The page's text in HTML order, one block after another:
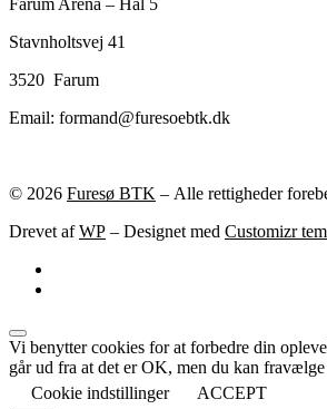
Farum Arena – Hal 5
Stavnholtsvej 41
3520 Farum
Email: formand@furesoebtk.dk
© 2026 Furesø BTK – Alle rettigheder
Drevet afWP – Designet med Customizr
Vi benytter cookies for at forbedre din
går ud fra at det er OK, men du kan
Cookie indstillinger
ACCEPT